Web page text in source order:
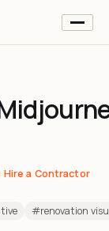
Hire a Contractor
#renovation